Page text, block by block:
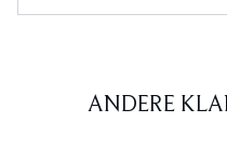
ANDERE